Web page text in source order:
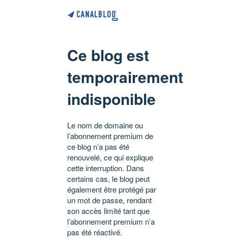
Ce blog est
temporairement
indisponible
Le nom de domaine ou
l’abonnement premium de
ce blog n’a pas été
renouvelé, ce qui explique
cette interruption. Dans
certains cas, le blog peut
également être protégé par
un mot de passe, rendant
son accès limité tant que
l’abonnement premium n’a
pas été réactivé.